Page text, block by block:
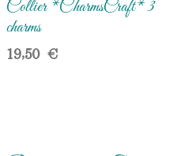
Collier *CharmsCraft* 3
charms
19,50€